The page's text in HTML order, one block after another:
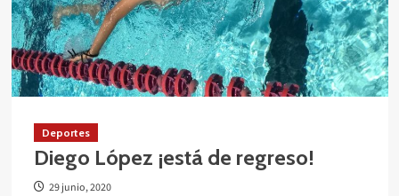
Deportes
Diego López ¡está de regreso!
29 junio, 2020